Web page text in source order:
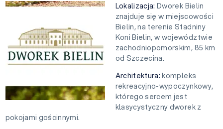
Lokalizacja: Dworek Bielin
znajduje się w miejscowości
Bielin, na terenie Stadniny
Koni Bielin, w województwie
zachodniopomorskim, 85 km
od Szczecina.
Architektura:kompleks
rekreacyjno-wypoczynkowy,
którego sercem jest
klasycystyczny dworek z
pokojami gościnnymi.